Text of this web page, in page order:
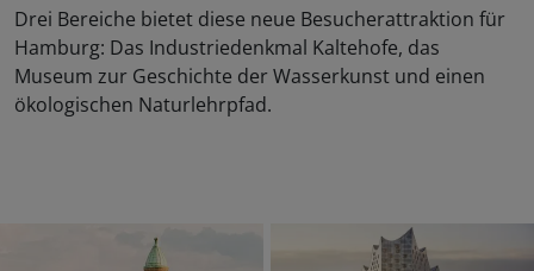
Drei Bereiche bietet diese neue Besucherattraktion für
Hamburg: Das Industriedenkmal Kaltehofe, das
Museum zur Geschichte der Wasserkunst und einen
ökologischen Naturlehrpfad.